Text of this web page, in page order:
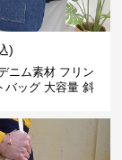
)
ニム素材 フリン
バッグ 大容量 斜